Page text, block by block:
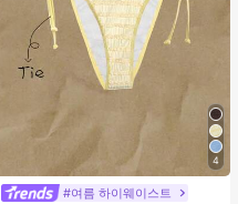
4
#여름 하이웨이스트